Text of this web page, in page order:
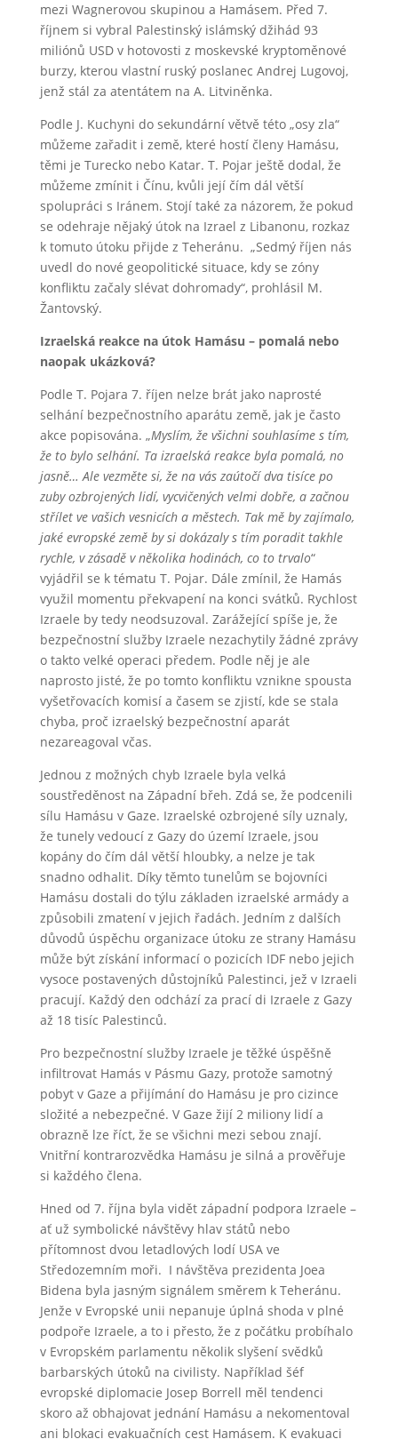
mezi Wagnerovou skupinou a Hamásem. Před 7.
říjnem si vybral Palestinský islámský džihád 93
miliónů USD v hotovosti z moskevské kryptoměnové
burzy, kterou vlastní ruský poslanec Andrej Lugovoj,
jenž stál za atentátem na A. Litviněnka.
Podle J. Kuchyni do sekundární větvě této „osy zla“
můžeme zařadit i země, které hostí členy Hamásu,
těmi je Turecko nebo Katar. T. Pojar ještě dodal, že
můžeme zmínit i Čínu, kvůli její čím dál větší
spolupráci s Iránem. Stojí také za názorem, že pokud
se odehraje nějaký útok na Izrael z Libanonu, rozkaz
k tomuto útoku přijde z Teheránu. „Sedmý říjen nás
uvedl do nové geopolitické situace, kdy se zóny
konfliktu začaly slévat dohromady“, prohlásil M.
Žantovský.
Izraelská reakce na útok Hamásu – pomalá nebo
naopak ukázková?
Podle T. Pojara 7. říjen nelze brát jako naprosté
selhání bezpečnostního aparátu země, jak je často
akce popisována. „Myslím, že všichni souhlasíme s tím,
že to bylo selhání. Ta izraelská reakce byla pomalá, no
jasně… Ale vezměte si, že na vás zaútočí dva tisíce po
zuby ozbrojených lidí, vycvičených velmi dobře, a začnou
střílet ve vašich vesnicích a městech. Tak mě by zajímalo,
jaké evropské země by si dokázaly s tím poradit takhle
rychle, v zásadě v několika hodinách, co to trvalo“
vyjádřil se k tématu T. Pojar. Dále zmínil, že Hamás
využil momentu překvapení na konci svátků. Rychlost
Izraele by tedy neodsuzoval. Zarážející spíše je, že
bezpečnostní služby Izraele nezachytily žádné zprávy
o takto velké operaci předem. Podle něj je ale
naprosto jisté, že po tomto konfliktu vznikne spousta
vyšetřovacích komisí a časem se zjistí, kde se stala
chyba, proč izraelský bezpečnostní aparát
nezareagoval včas.
Jednou z možných chyb Izraele byla velká
soustředěnost na Západní břeh. Zdá se, že podcenili
sílu Hamásu v Gaze. Izraelské ozbrojené síly uznaly,
že tunely vedoucí z Gazy do území Izraele, jsou
kopány do čím dál větší hloubky, a nelze je tak
snadno odhalit. Díky těmto tunelům se bojovníci
Hamásu dostali do týlu základen izraelské armády a
způsobili zmatení v jejich řadách. Jedním z dalších
důvodů úspěchu organizace útoku ze strany Hamásu
může být získání informací o pozicích IDF nebo jejich
vysoce postavených důstojníků Palestinci, jež v Izraeli
pracují. Každý den odchází za prací di Izraele z Gazy
až 18 tisíc Palestinců.
Pro bezpečnostní služby Izraele je těžké úspěšně
infiltrovat Hamás v Pásmu Gazy, protože samotný
pobyt v Gaze a přijímání do Hamásu je pro cizince
složité a nebezpečné. V Gaze žijí 2 miliony lidí a
obrazně lze říct, že se všichni mezi sebou znají.
Vnitřní kontrarozvědka Hamásu je silná a prověřuje
si každého člena.
Hned od 7. října byla vidět západní podpora Izraele –
ať už symbolické návštěvy hlav států nebo
přítomnost dvou letadlových lodí USA ve
Středozemním moři. I návštěva prezidenta Joea
Bidena byla jasným signálem směrem k Teheránu.
Jenže v Evropské unii nepanuje úplná shoda v plné
podpoře Izraele, a to i přesto, že z počátku probíhalo
v Evropském parlamentu několik slyšení svědků
barbarských útoků na civilisty. Například šéf
evropské diplomacie Josep Borrell měl tendenci
skoro až obhajovat jednání Hamásu a nekomentoval
ani blokaci evakuačních cest Hamásem. K evakuaci